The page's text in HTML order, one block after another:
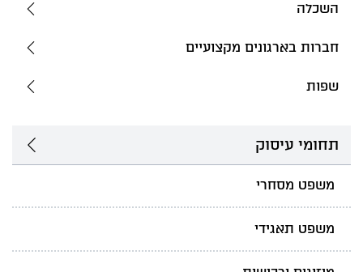
השכלה
חברות בארגונים מקצועיים
שפות
תחומי עיסוק
משפט מסחרי
משפט תאגידי